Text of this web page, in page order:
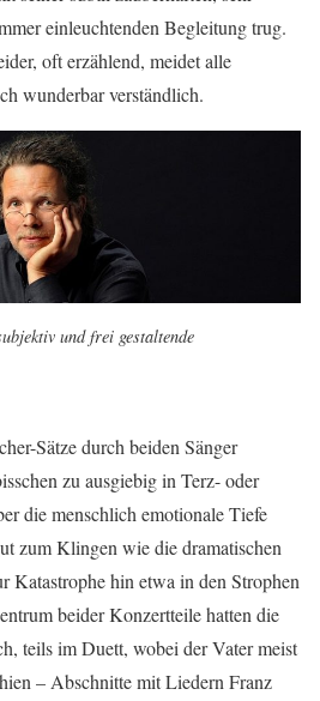
einleuchtenden Begleitung trug.
oft erzählend, meidet alle
wunderbar verständlich.
und frei gestaltende
Sätze durch beiden Sänger
zu ausgiebig in Terz- oder
die menschlich emotionale Tiefe
zum Klingen wie die dramatischen
Katastrophe hin etwa in den Strophen
beider Konzertteile hatten die
teils im Duett, wobei der Vater meist
– Abschnitte mit Liedern Franz